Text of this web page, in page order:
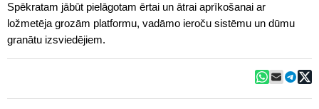
Spēkratam jābūt pielāgotam ērtai un ātrai aprīkošanai ar
ložmetēja grozām platformu, vadāmo ieroču sistēmu un dūmu
granātu izsviedējiem.